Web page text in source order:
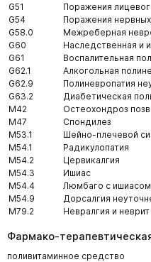
G51
Поражения
G54
Поражения
G58.0
Межреберная
G60
Наследственная и
G61
Воспалительная
G62.1
Алкогольная
G62.9
Полиневропатия
G63.2
Диабетическая
M42
Остеохондроз
M47
Спондилез
M53.1
Шейно-плечевой
M54.1
Радикулопатия
M54.2
Цервикалгия
M54.3
Ишиас
M54.4
Люмбаго с ишиасом
M54.9
Дорсалгия
M79.2
Невралгия и
Фармако-
поливитаминное средство